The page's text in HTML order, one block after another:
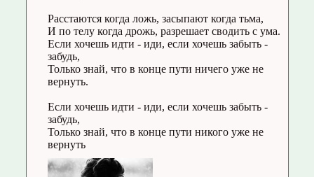
Расстаются когда ложь, засыпают когда тьма,
И по телу когда дрожь, разрешает сводить с ума.
Если хочешь идти - иди, если хочешь забыть -
забудь,
Только знай, что в конце пути ничего уже не
вернуть.
Если хочешь идти - иди, если хочешь забыть -
забудь,
Только знай, что в конце пути никого уже не
вернуть